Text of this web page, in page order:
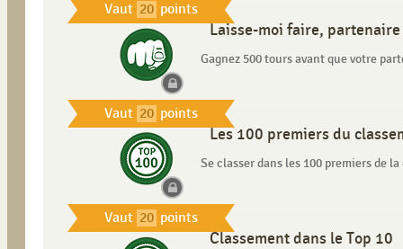
Vaut 20 points
Vaut 20 points
Laisse-moi faire, partenaire
Gagnez 500 tours avant que votre
Vaut 20 points
Les 100 premiers du
Se classer dans les 100 premiers de
Classement dans le Top 10